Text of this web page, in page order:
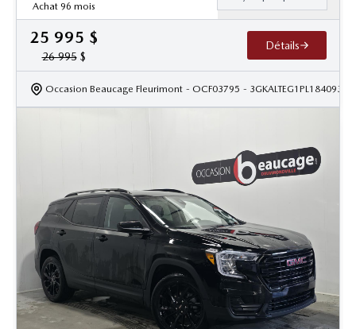
Achat 96 mois
25 995 $
26 995$
Détails
Occasion Beaucage Fleurimont - OCF03795 - 3GKALTEG1PL184093